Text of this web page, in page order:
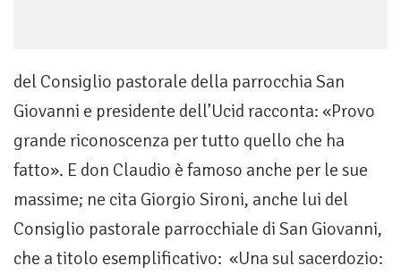
del Consiglio pastorale della parrocchia San
Giovanni e presidente dell’Ucid racconta: «Provo
grande riconoscenza per tutto quello che ha
fatto». E don Claudio è famoso anche per le sue
massime; ne cita Giorgio Sironi, anche lui del
Consiglio pastorale parrocchiale di San Giovanni,
che a titolo esemplificativo: «Una sul sacerdozio: